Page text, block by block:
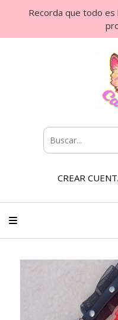
Recorda que todo
CREAR